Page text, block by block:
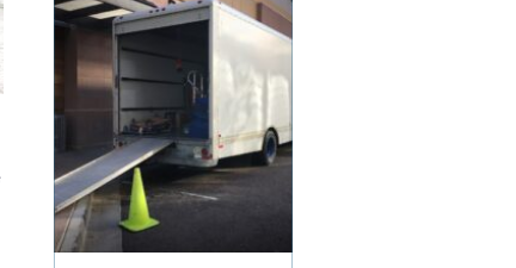
flere firmaer, der kan
hjælpe, men kvalitet,
responstid og rådgivning
varierer m...